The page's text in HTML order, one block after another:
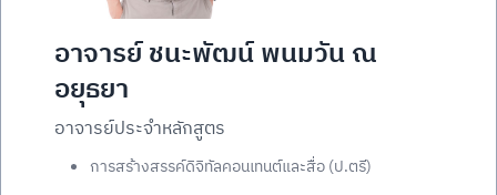
อาจารย์ ชนะพัฒน์ พนมวัน ณ
อยุธยา
อาจารย์ประจำหลักสูตร
การสร้างสรรค์ดิจิทัลคอนเทนต์และสื่อ (ป.ตรี)